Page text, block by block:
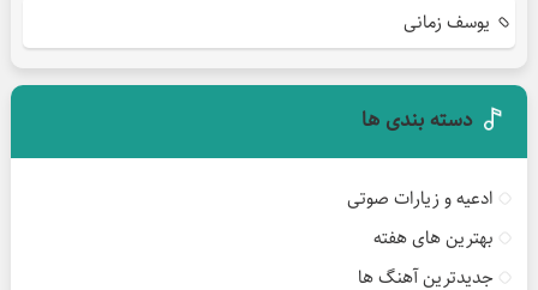
یوسف زمانی
دسته بندی ها
ادعیه و زیارات صوتی
بهترین های هفته
جدیدترین آهنگ ها